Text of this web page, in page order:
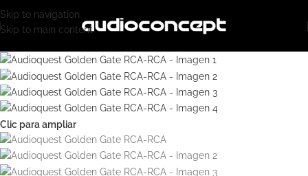
Skip to navigation
Skip to main content
Clic para ampliar